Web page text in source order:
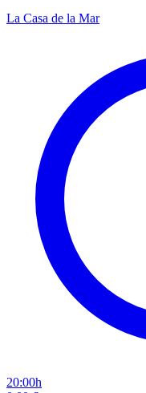
La Casa de la Mar
20:00h